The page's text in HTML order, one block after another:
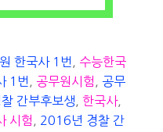
한국사 1번
수능한국
1번 공무원시험
공무
찰 간부후보생 ,한국사,
시험
2016년 경찰 간